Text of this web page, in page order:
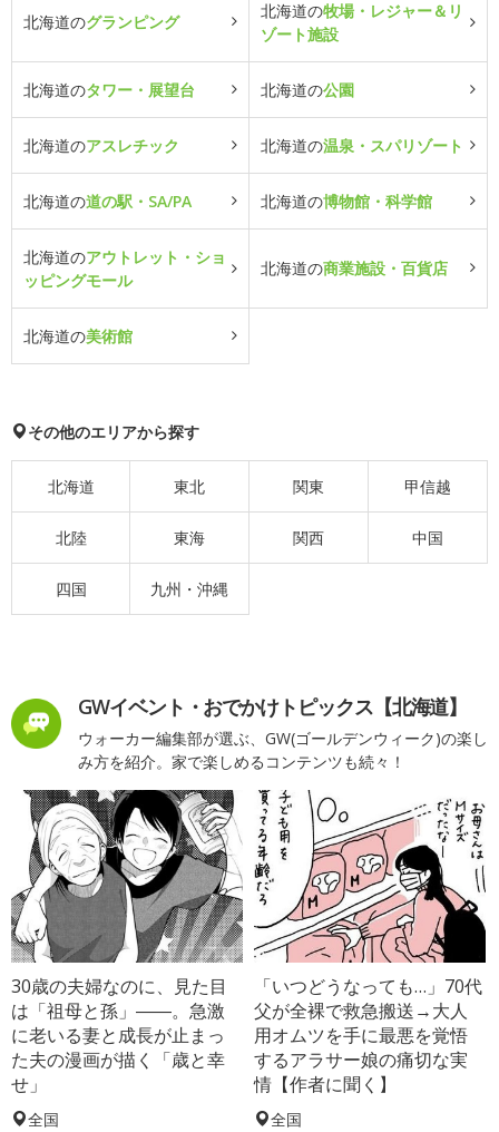
北海道のグランピング
北海道の牧場・レジャー＆リ
ゾート施設
北海道のタワー・展望台 北海道の公園
北海道のアスレチック 北海道の温泉・スパリゾート
北海道の道の駅・SA/PA 北海道の博物館・科学館
北海道のアウトレット・ショ
ッピングモール
北海道の商業施設・百貨店
北海道の美術館
その他のエリアから探す
北海道 東北 関東 甲信越
北陸 東海 関西 中国
四国 九州・沖縄
GWイベント・おでかけトピックス【北海道】
ウォーカー編集部が選ぶ、GW(ゴールデンウィーク)の楽し
み方を紹介。家で楽しめるコンテンツも続々！
30歳の夫婦なのに、見た目
は「祖母と孫」――。急激
に老いる妻と成長が止まっ
た夫の漫画が描く「歳と幸
せ」
全国
「いつどうなっても…」70代
父が全裸で救急搬送→大人
用オムツを手に最悪を覚悟
するアラサー娘の痛切な実
情【作者に聞く】
全国